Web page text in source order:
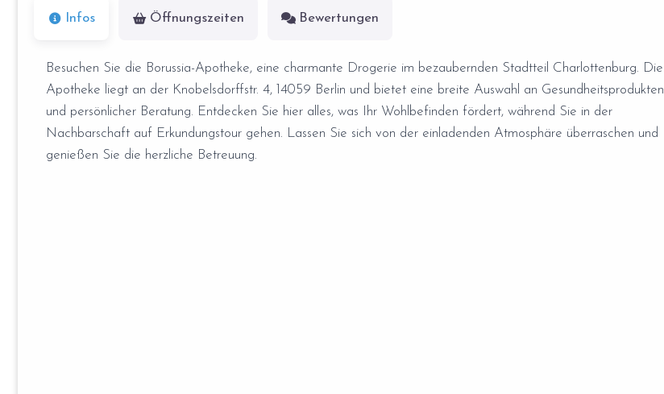
Infos Öffnungszeiten Bewertungen
Besuchen Sie die Borussia-Apotheke, eine charmante Drogerie im bezaubernden Stadtteil Charlottenburg. Die
Apotheke liegt an der Knobelsdorffstr. 4, 14059 Berlin und bietet eine breite Auswahl an Gesundheitsprodukten
und persönlicher Beratung. Entdecken Sie hier alles, was Ihr Wohlbefinden fördert, während Sie in der
Nachbarschaft auf Erkundungstour gehen. Lassen Sie sich von der einladenden Atmosphäre überraschen und
genießen Sie die herzliche Betreuung.